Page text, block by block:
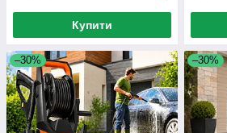
Купити
–30% –30%